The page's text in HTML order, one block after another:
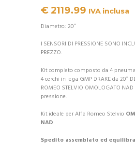
€ 2119.99 IVA inclusa
Diametro: 20″
I SENSORI DI PRESSIONE SONO
PREZZO.
Kit completo composto da 4
4 cerchi in lega GMP DRAKE da 20″
ROMEO STELVIO OMOLOGATO
pressione.
Kit ideale per Alfa Romeo Stelvio
NAD
Spedito assemblato ed